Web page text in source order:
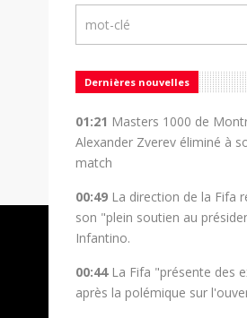
Dernières nouvelles
01:21 Masters 1000 de
Alexander Zverev éliminé à
match
00:49 La direction de la Fifa
son "plein soutien au
Infantino.
00:44 La Fifa "présente des
après la polémique sur